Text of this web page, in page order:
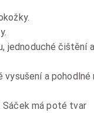
jednoduché čištění a
a pohodlné
má poté tvar